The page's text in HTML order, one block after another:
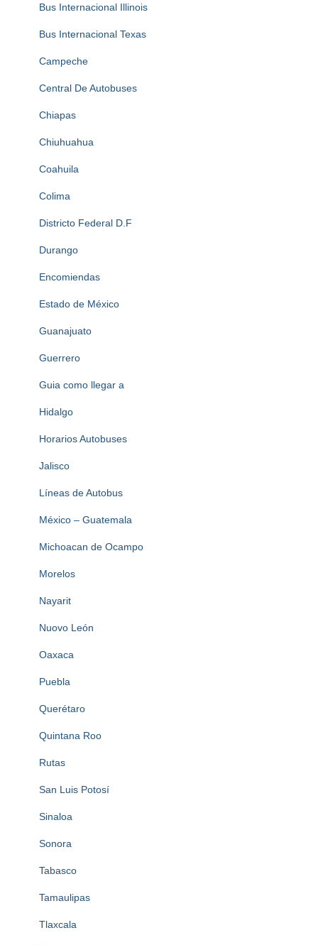
Bus Internacional Illinois
Bus Internacional Texas
Campeche
Central De Autobuses
Chiapas
Chiuhuahua
Coahuila
Colima
Districto Federal D.F
Durango
Encomiendas
Estado de México
Guanajuato
Guerrero
Guia como llegar a
Hidalgo
Horarios Autobuses
Jalisco
Líneas de Autobus
México – Guatemala
Michoacan de Ocampo
Morelos
Nayarit
Nuovo León
Oaxaca
Puebla
Querétaro
Quintana Roo
Rutas
San Luis Potosí
Sinaloa
Sonora
Tabasco
Tamaulipas
Tlaxcala